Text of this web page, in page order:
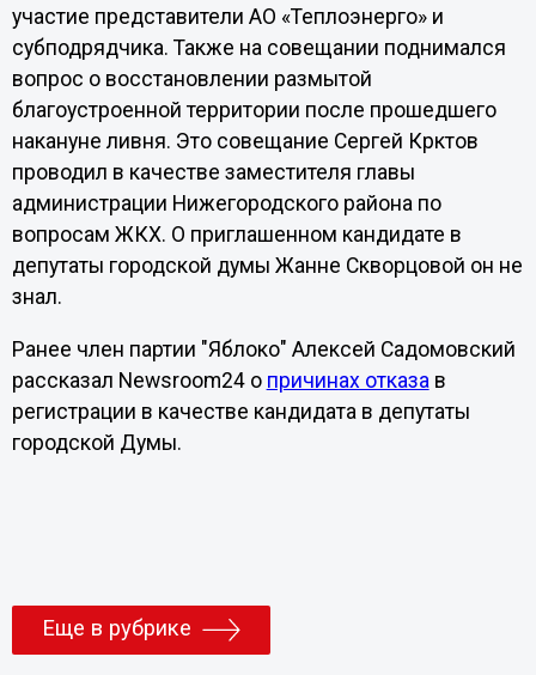
участие представители АО «Теплоэнерго» и
субподрядчика. Также на совещании поднимался
вопрос о восстановлении размытой
благоустроенной территории после прошедшего
накануне ливня. Это совещание Сергей Крктов
проводил в качестве заместителя главы
администрации Нижегородского района по
вопросам ЖКХ. О приглашенном кандидате в
депутаты городской думы Жанне Скворцовой он не
знал.
Ранее член партии "Яблоко" Алексей Садомовский
рассказал Newsroom24 о причинах отказа в
регистрации в качестве кандидата в депутаты
городской Думы.
Еще в рубрике